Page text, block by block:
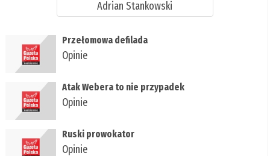
Adrian Stankowski
Przełomowa defilada
Opinie
Atak Webera to nie przypadek
Opinie
Ruski prowokator
Opinie